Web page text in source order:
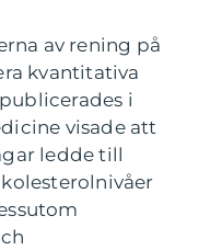
av rening på
kvantitativa
i
visade att
ledde till